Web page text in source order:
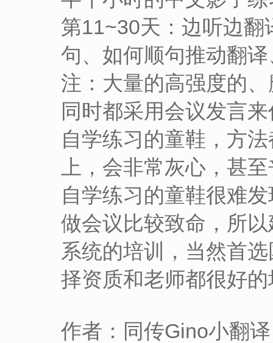
第11~30天：边听边
句、如何顺句推动翻
注：大量的高强度的
同时都采用会议发言
自学练习的童鞋，方
上，会非常灰心，甚
自学练习的童鞋很难
做会议比较致命，所
系统的培训，当然首
择资质和老师都很好
作者：同传Gino小翻译